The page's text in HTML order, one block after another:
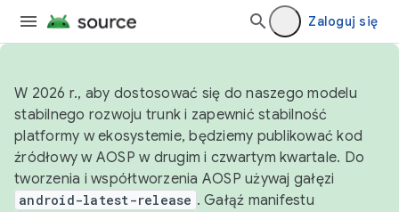
Zaloguj się
W 2026 r., aby dostosować się do naszego modelu
stabilnego rozwoju trunk i zapewnić stabilność
platformy w ekosystemie, będziemy publikować kod
źródłowy w AOSP w drugim i czwartym kwartale. Do
tworzenia i współtworzenia AOSP używaj gałęzi
android-latest-release . Gałąź manifestu